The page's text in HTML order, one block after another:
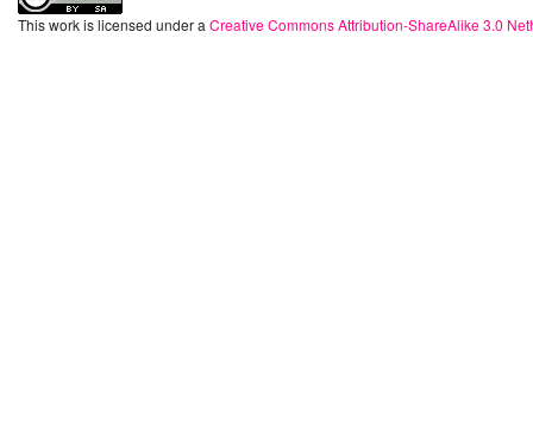
This work is licensed under a Creative Commons Attribution-ShareAlike 3.0